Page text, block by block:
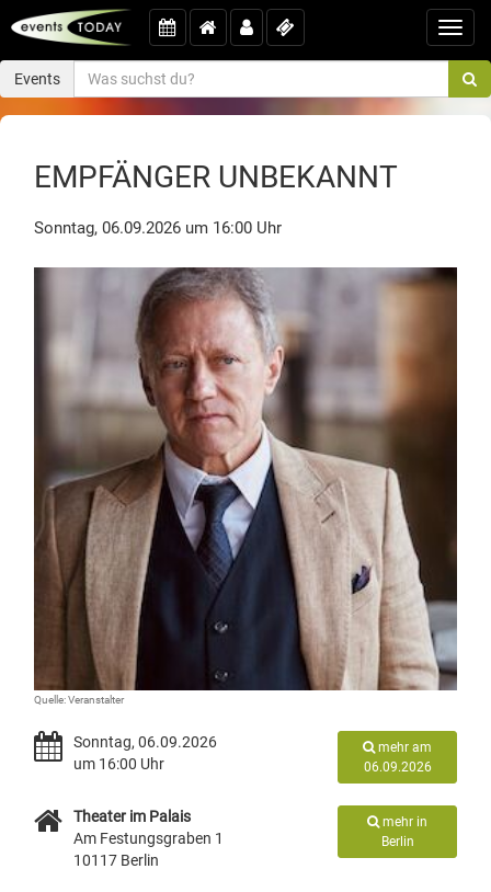
Events
EMPFÄNGER UNBEKANNT
Sonntag, 06.09.2026 um 16:00 Uhr
Quelle: Veranstalter
Sonntag, 06.09.2026
um 16:00 Uhr
mehr am
06.09.2026
Theater im Palais
Am Festungsgraben 1
10117 Berlin
mehr in
Berlin